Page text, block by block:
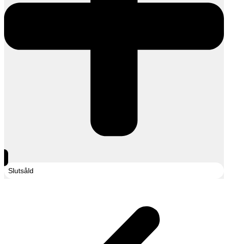
Slutsåld